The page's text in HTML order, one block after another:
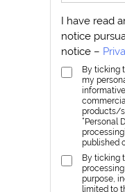
I have read
notice
notice –
By ticking
my
products/
“Personal
published
By ticking
purpose,
limited to